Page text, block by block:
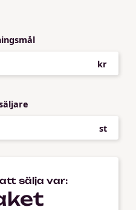
kr
st
sälja var: